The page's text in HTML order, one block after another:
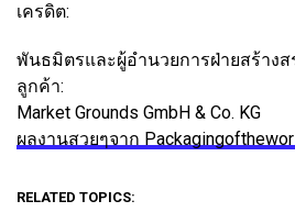
เครดิต:
พันธมิตรและผู้อำนวยการฝ่ายสร้างส
ลูกค้า:
Market Grounds GmbH & Co. KG
ผลงานสวยๆจาก
RELATED TOPICS: